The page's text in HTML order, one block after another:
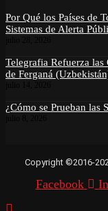
Por Qué los Países de
Sistemas de Alerta
Telegrafia Refuerza las
de Ferganá
¿Cómo se Prueban las
Copyright ©2016-
Facebook